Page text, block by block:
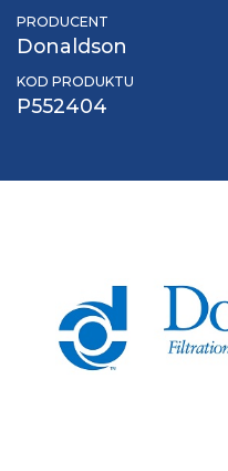
PRODUCENT
Donaldson
KOD PRODUKTU
P552404